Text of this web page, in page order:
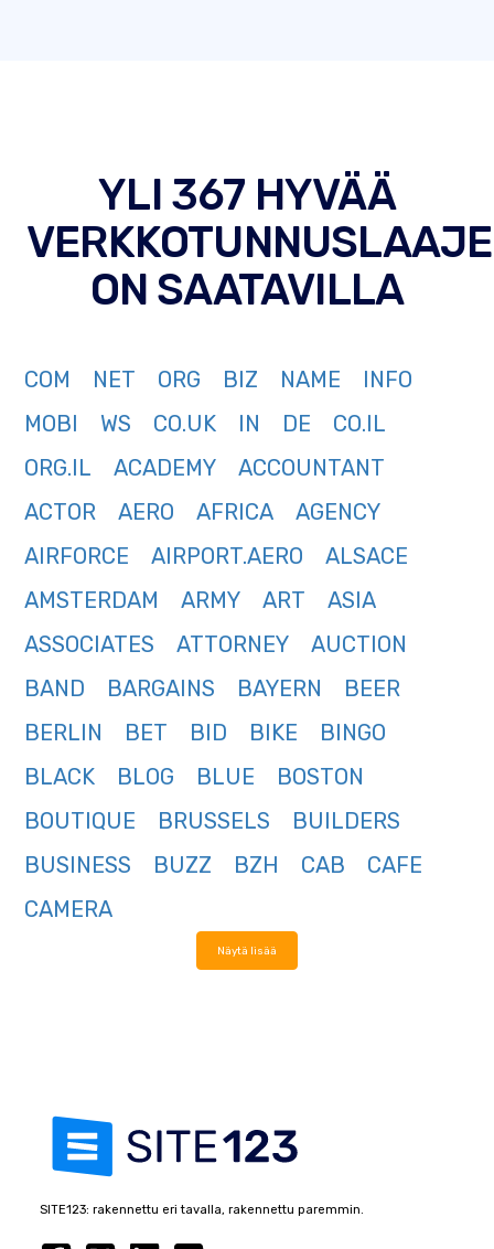
YLI 367 HYVÄÄ
ON SAATAVILLA
COM NET ORG BIZ NAME
INFO
MOBI
WS CO.UK IN DE
CO.IL
ORG.IL
ACADEMY
ACCOUNTANT
ACTOR
AERO AFRICA
AGENCY
AIRFORCE
AIRPORT.AERO
ALSACE
AMSTERDAM
ARMY ART
ASIA
ASSOCIATES
ATTORNEY
AUCTION
BAND
BARGAINS BAYERN
BEER
BERLIN
BET BID BIKE
BINGO
BLACK
BLOG BLUE
BOSTON
BOUTIQUE
BRUSSELS
BUILDERS
BUSINESS
BUZZ BZH CAB
CAFE
CAMERA
Näytä lisää
SITE123: rakennettu eri tavalla, rakennettu paremmin.